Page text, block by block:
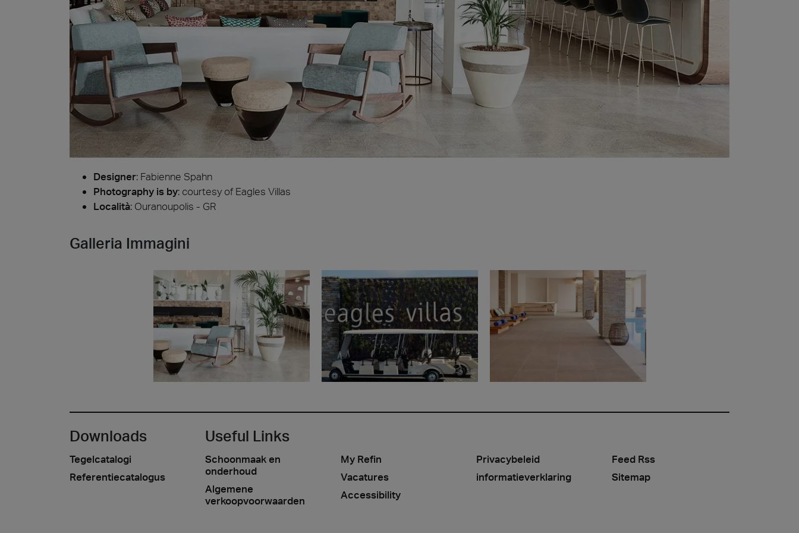
Hardsteen Hout
Wij zijn aanwezig op Cersaie 2026 met innovatieve keramische
oplossingen en onderscheidende ontwerpvoorstellen voor de
wereld van de architectuur. We heten je van harte welkom op
onze stand!
Architect at Work – Praag 2026
Kom onze collecties ontdekken tijdens Architect at Work in
Praag, Tsjechië. Bezoek ons op stand 49 op 17 en 18 juni.
Architect at Work –
Lyon 2026
Architect at Work –
Warschau 2026
Architect at Work –
Designer: Fabienne Spahn
Photography is by: courtesy of Eagles Villas
Località: Ouranoupolis - GR
Galleria Immagini
Downloads
Tegelcatalogi
Referentiecatalogus
Useful Links
Schoonmaak en
onderhoud
Algemene
verkoopvoorwaarden
My Refin
Vacatures
Accessibility
Privacybeleid
informatieverklaring
Feed Rss
Sitemap